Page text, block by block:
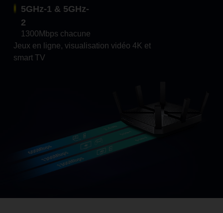
5GHz-1 & 5GHz-
2
1300Mbps chacune
Jeux en ligne, visualisation vidéo 4K et
smart TV